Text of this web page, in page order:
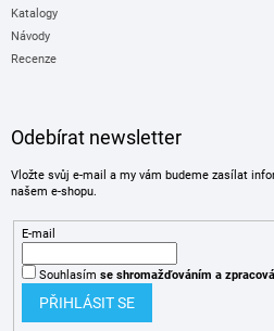
Katalogy
Návody
Recenze
Odebírat newsletter
Vložte svůj e-mail a my vám budeme zasílat
našem e-shopu.
E-mail
Souhlasím se shromažďováním a
PŘIHLÁSIT SE